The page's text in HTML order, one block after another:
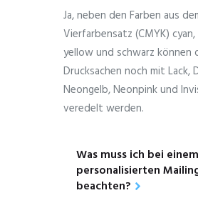
Ja, neben den Farben aus
Vierfarbensatz (CMYK)
yellow und schwarz können
Drucksachen noch mit Lack,
Neongelb, Neonpink und
veredelt werden.
Was muss ich bei einem
personalisierten
beachten?